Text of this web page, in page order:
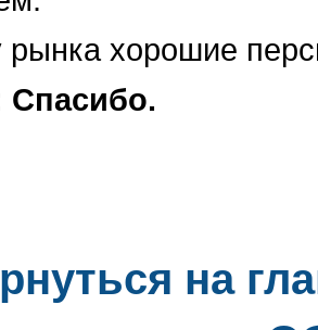
хорошие
Спасибо.
на